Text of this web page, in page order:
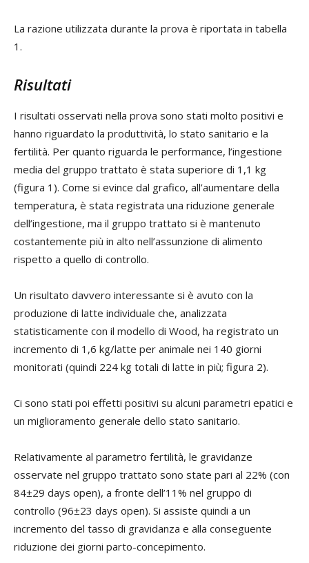
La razione utilizzata durante la prova è riportata in tabella
1.
Risultati
I risultati osservati nella prova sono stati molto positivi e
hanno riguardato la produttività, lo stato sanitario e la
fertilità. Per quanto riguarda le performance, l’ingestione
media del gruppo trattato è stata superiore di 1,1 kg
(figura 1). Come si evince dal grafico, all’aumentare della
temperatura, è stata registrata una riduzione generale
dell’ingestione, ma il gruppo trattato si è mantenuto
costantemente più in alto nell’assunzione di alimento
rispetto a quello di controllo.
Un risultato davvero interessante si è avuto con la
produzione di latte individuale che, analizzata
statisticamente con il modello di Wood, ha registrato un
incremento di 1,6 kg/latte per animale nei 140 giorni
monitorati (quindi 224 kg totali di latte in più; figura 2).
Ci sono stati poi effetti positivi su alcuni parametri epatici e
un miglioramento generale dello stato sanitario.
Relativamente al parametro fertilità, le gravidanze
osservate nel gruppo trattato sono state pari al 22% (con
84±29 days open), a fronte dell’11% nel gruppo di
controllo (96±23 days open). Si assiste quindi a un
incremento del tasso di gravidanza e alla conseguente
riduzione dei giorni parto-concepimento.